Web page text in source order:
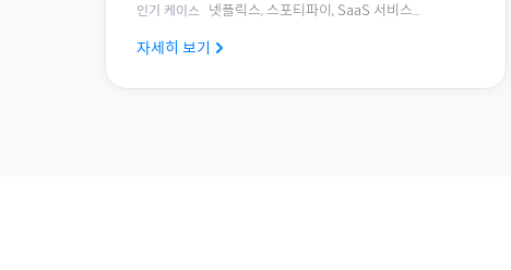
인기 케이스 넷플릭스, 스포티파이, SaaS 서비스...
자세히 보기